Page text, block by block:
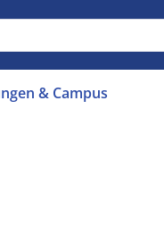
& Campus